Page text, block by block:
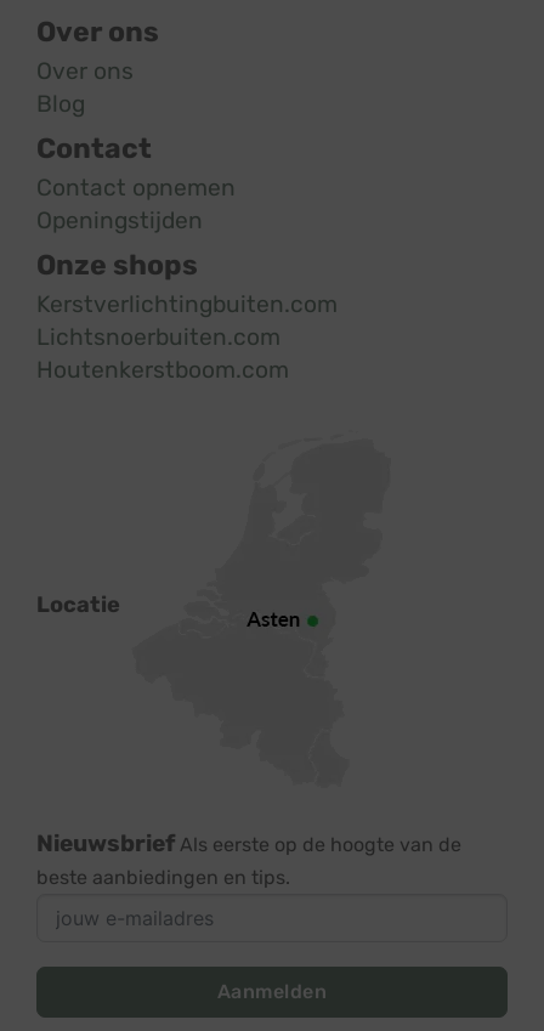
Over ons
Over ons
Blog
Contact
Contact opnemen
Openingstijden
Onze shops
Kerstverlichtingbuiten.com
Lichtsnoerbuiten.com
Houtenkerstboom.com
Locatie
Nieuwsbrief Als eerste op de hoogte van de
beste aanbiedingen en tips.
Aanmelden